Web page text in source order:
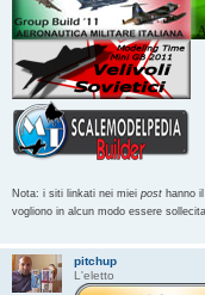
Nota: i siti linkati nei miei post hanno
vogliono in alcun modo essere
pitchup
L'eletto